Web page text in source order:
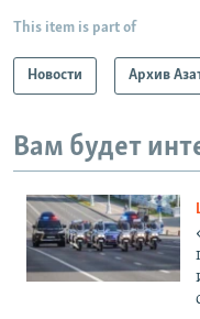
This item is part of
Новости Архив
Вам будет